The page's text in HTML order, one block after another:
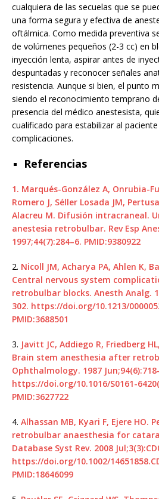
cualquiera de las secuelas que se
una forma segura y efectiva de
oftálmica. Como medida preventiva
de volúmenes pequeños (2-3 cc) en
inyección lenta, aspirar antes de
despuntadas y reconocer señales
resistencia. Aunque si bien, el punto
siendo el reconocimiento temprano
presencia del médico anestesista,
cualificado para estabilizar al
complicaciones.
Referencias
1. Marqués-González A, Onrubia-
Romero J, Séller Losada JM,
Alacreu M. Difusión intracraneal.
anestesia retrobulbar. Rev Esp
1997;44(7):284–6. PMID:9380922
2. Nicoll JM, Acharya PA, Ahlen K,
Central nervous system
retrobulbar blocks. Anesth Analg.
302. https://doi.org/10.1213/
PMID:3688501
3. Javitt JC, Addiego R, Friedberg
Brain stem anesthesia after
Ophthalmology. 1987
https://doi.org/10.1016/S0161-
PMID:3627722
4. Alhassan MB, Kyari F, Ejere HO.
retrobulbar anaesthesia for
Database Syst Rev. 2008
https://doi.org/10.1002/
PMID:18646099